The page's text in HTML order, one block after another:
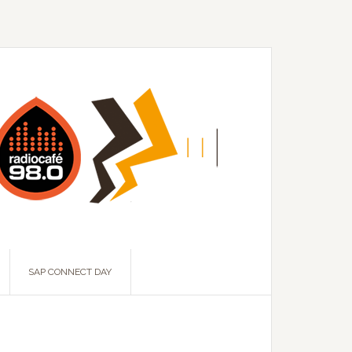
SAP CONNECT DAY